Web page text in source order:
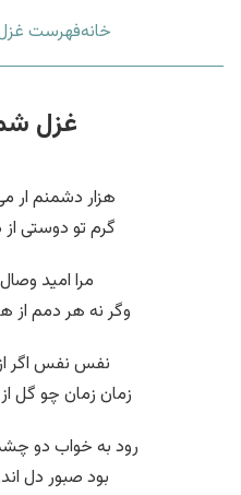
خانهفهرست
غزل
هزار دشمنم ار
گرم تو دوستی
مرا امید
وگر نه هر دمم
نفس نفس اگر
زمان زمان چو گل
رود به خواب دو
بود صبور دل